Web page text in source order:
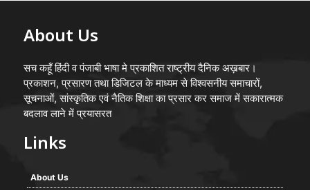
About Us
सच कहूँ हिंदी व पंजाबी भाषा मे प्रकाशित राष्ट्रीय दैनिक अख़बार।
प्रकाशन, प्रसारण तथा डिजिटल के माध्यम से विश्वसनीय समाचारों,
सूचनाओं, सांस्कृतिक एवं नैतिक शिक्षा का प्रसार कर समाज में सकारात्मक
बदलाव लाने में प्रयासरत
Links
About Us